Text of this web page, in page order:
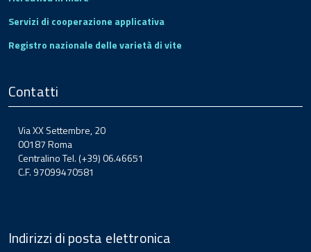
Servizi di cooperazione applicativa
Registro nazionale delle varietà di vite
Contatti
Via XX Settembre, 20
00187 Roma
Centralino Tel. (+39) 06.46651
C.F. 97099470581
Indirizzi di posta elettronica